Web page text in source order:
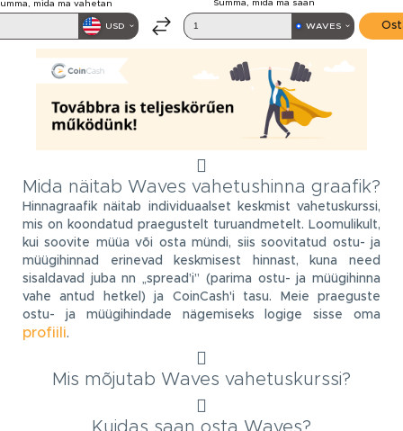
Mida näitab Waves vahetushinna graafik?
Hinnagraafik näitab individuaalset keskmist vahetuskurssi,
mis on koondatud praegustelt turuandmetelt. Loomulikult,
kui soovite müüa või osta mündi, siis soovitatud ostu- ja
müügihinnad erinevad keskmisest hinnast, kuna need
sisaldavad juba nn „spread’i” (parima ostu- ja müügihinna
vahe antud hetkel) ja CoinCash'i tasu. Meie praeguste
ostu- ja müügihindade nägemiseks logige sisse oma
profiili.
Mis mõjutab Waves vahetuskurssi?